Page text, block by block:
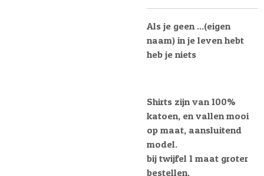
Als je geen ...(eigen
naam) in je leven hebt
heb je niets
Shirts zijn van 100%
katoen, en vallen mooi
op maat, aansluitend
model.
bij twijfel 1 maat groter
bestellen.